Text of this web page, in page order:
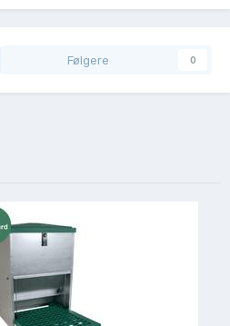
Følgere 0